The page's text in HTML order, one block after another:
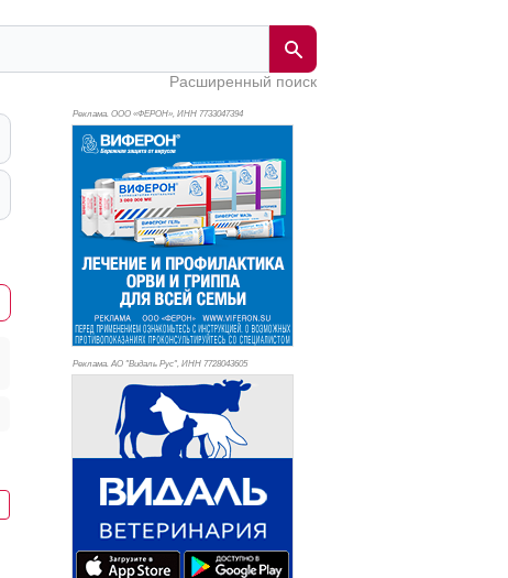
Расширенный поиск
Реклама. ООО «ФЕРОН», ИНН 7733047394
Реклама. АО "Видаль Рус", ИНН 7728043605